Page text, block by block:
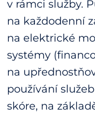
v rámci služby.
na každodenní
na elektrické
systémy
na
používání
skóre, na